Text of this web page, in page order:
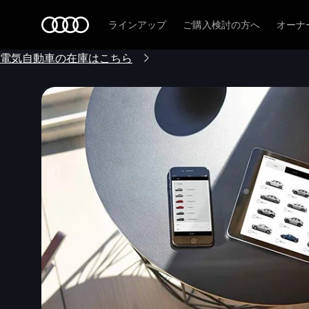
ラインアップ ご購入検討の方へ オーナ
電気自動車の在庫はこちら